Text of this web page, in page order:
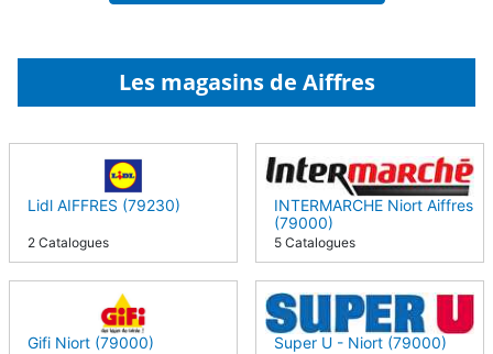
Les magasins de Aiffres
Lidl AIFFRES (79230)
2 Catalogues
INTERMARCHE Niort Aiffres
(79000)
5 Catalogues
Gifi Niort (79000) Super U - Niort (79000)